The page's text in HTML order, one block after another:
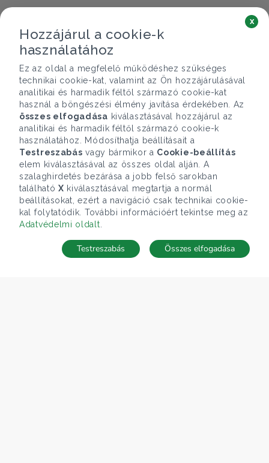
Telefonhívás Kapcsolat
Hozzájárul a cookie-k
használatához
Ez az oldal a megfelelő működéshez szükséges
technikai cookie-kat, valamint az Ön hozzájárulásával
analitikai és harmadik féltől származó cookie-kat
használ a böngészési élmény javítása érdekében. Az
összes elfogadása kiválasztásával hozzájárul az
analitikai és harmadik féltől származó cookie-k
használatához. Módosíthatja beállításait a
Testreszabás vagy bármikor a Cookie-beállítás
elem kiválasztásával az összes oldal alján. A
szalaghirdetés bezárása a jobb felső sarokban
található X kiválasztásával megtartja a normál
beállításokat, ezért a navigáció csak technikai cookie-
kal folytatódik. További információért tekintse meg az
Adatvédelmi oldalt
x
Összes elfogadása
Testreszabás